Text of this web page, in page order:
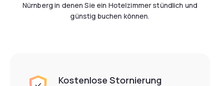
Nürnberg in denen Sie ein Hotelzimmer stündlich und
günstig buchen können.
Kostenlose Stornierung